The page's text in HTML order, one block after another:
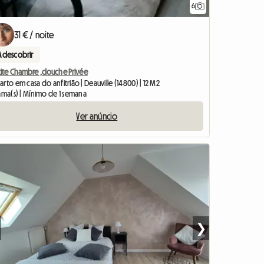
6
31 € / noite
descobrir
Chambre ,douche Privée
em casa do anfitrião | Deauville (14800) | 12 M2
| Mínimo de 1 semana
Ver anúncio
❯